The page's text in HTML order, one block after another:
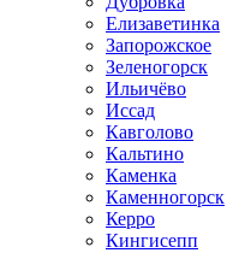
Елизаветинка
Запорожское
Зеленогорск
Ильичёво
Иссад
Кавголово
Кальтино
Каменка
Каменногорск
Керро
Кингисепп